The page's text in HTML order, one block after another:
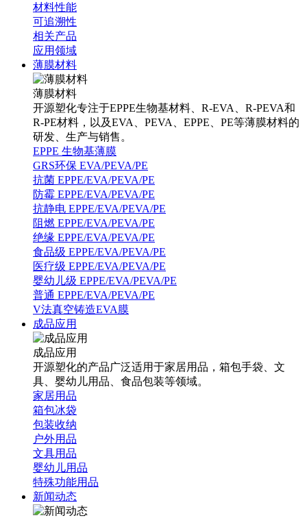
材料性能
可追溯性
相关产品
应用领域
薄膜材料
薄膜材料
开源塑化专注于EPPE生物基材料、R-EVA、R-PEVA和
R-PE材料，以及EVA、PEVA、EPPE、PE等薄膜材料的
研发、生产与销售。
EPPE 生物基薄膜
GRS环保 EVA/PEVA/PE
抗菌 EPPE/EVA/PEVA/PE
防霉 EPPE/EVA/PEVA/PE
抗静电 EPPE/EVA/PEVA/PE
阻燃 EPPE/EVA/PEVA/PE
绝缘 EPPE/EVA/PEVA/PE
食品级 EPPE/EVA/PEVA/PE
医疗级 EPPE/EVA/PEVA/PE
婴幼儿级 EPPE/EVA/PEVA/PE
普通 EPPE/EVA/PEVA/PE
V法真空铸造EVA膜
成品应用
成品应用
开源塑化的产品广泛适用于家居用品，箱包手袋、文
具、婴幼儿用品、食品包装等领域。
家居用品
箱包冰袋
包装收纳
户外用品
文具用品
婴幼儿用品
特殊功能用品
新闻动态